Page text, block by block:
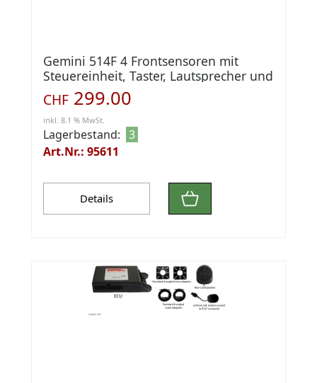
Gemini 514F 4 Frontsensoren mit
Steuereinheit, Taster, Lautsprecher und
Adaptern
CHF 299.00
inkl. 8.1 % MwSt.
Lagerbestand: 3
Art.Nr.: 95611
Details